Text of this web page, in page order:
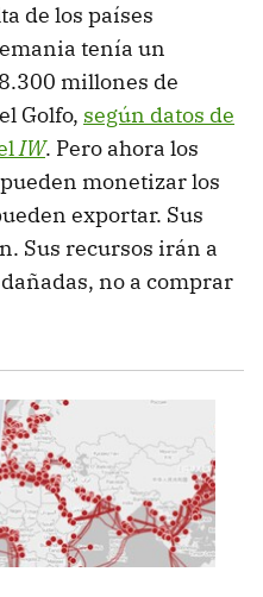
de los países
tenía un
millones de
Golfo, según datos de
IW. Pero ahora los
monetizar los
exportar. Sus
Sus recursos irán a
no a comprar